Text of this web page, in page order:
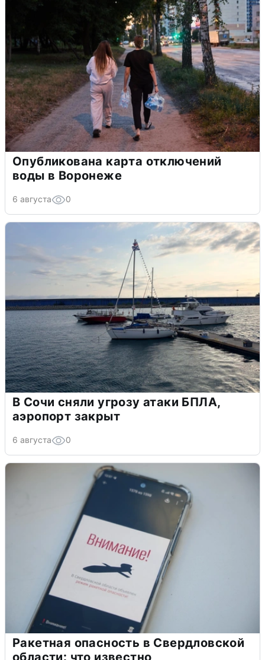
Опубликована карта отключений
воды в Воронеже
6 августа 0
В Сочи сняли угрозу атаки БПЛА,
аэропорт закрыт
6 августа 0
Ракетная опасность в Свердловской